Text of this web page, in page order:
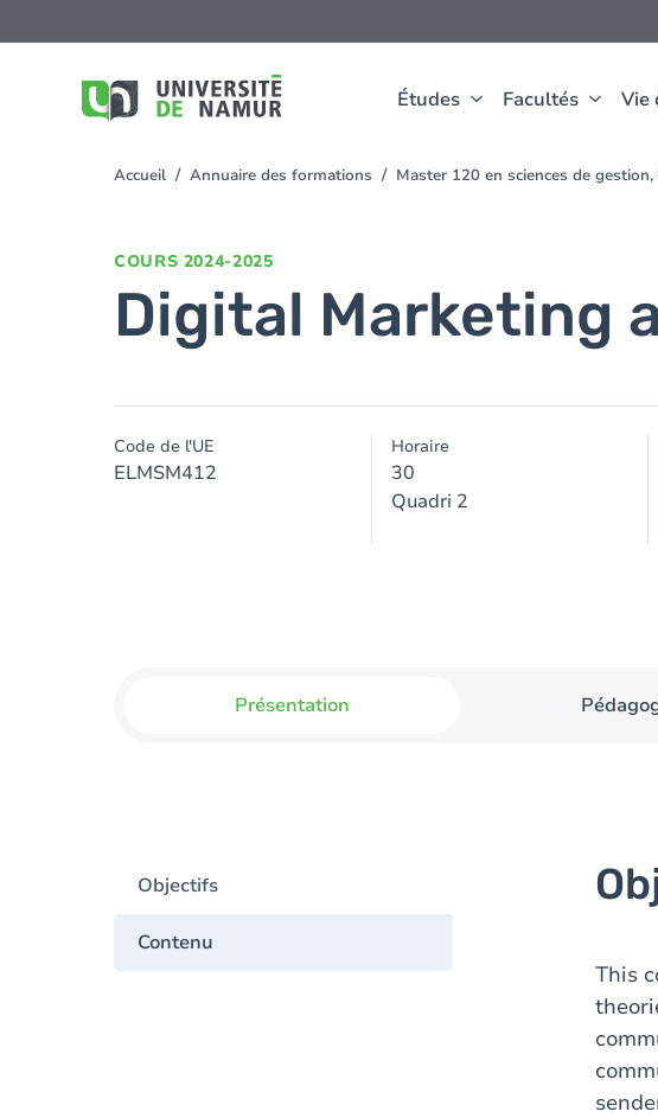
Études Facultés Vie
au
You
Accueil Annuaire des formations Master 120 en sciences de
COURS 2024-2025
Digital Marketing
Code de l'UE
ELMSM412
Horaire
30
Quadri 2
Présentation
Objectifs
Contenu
This